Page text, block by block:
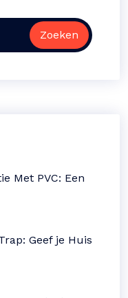
Zoeken
Met PVC: Een
Geef je Huis